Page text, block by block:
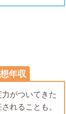
年収
がついてきた
れることも。